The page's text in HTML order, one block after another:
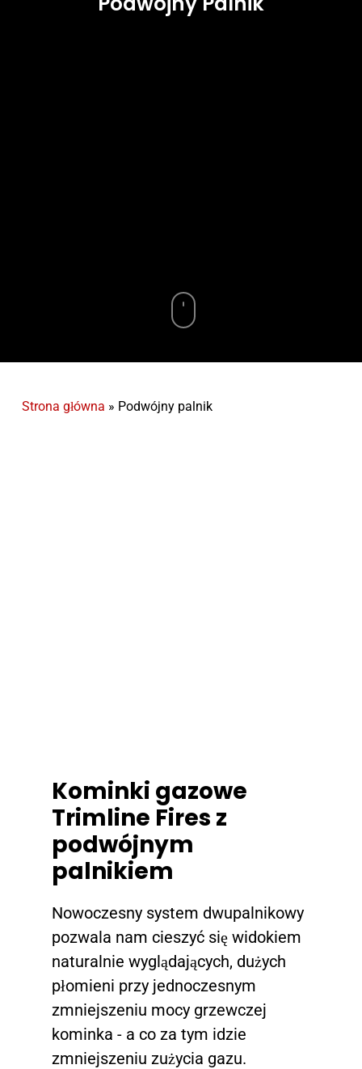
Strona główna » Podwójny palnik
Kominki gazowe
Trimline Fires z
podwójnym
palnikiem
Nowoczesny system dwupalnikowy
pozwala nam cieszyć się widokiem
naturalnie wyglądających, dużych
płomieni przy jednoczesnym
zmniejszeniu mocy grzewczej
kominka - a co za tym idzie
zmniejszeniu zużycia gazu.